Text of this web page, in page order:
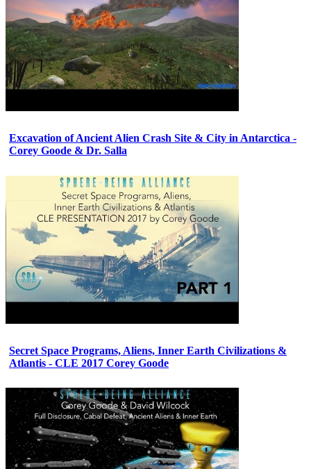
Excavation of Ancient Alien Crash Site & City in Antarctica -
Corey Goode & Dr. Salla
Secret Space Programs, Aliens, Inner Earth Civilizations &
Atlantis - CLE 2017 Corey Goode